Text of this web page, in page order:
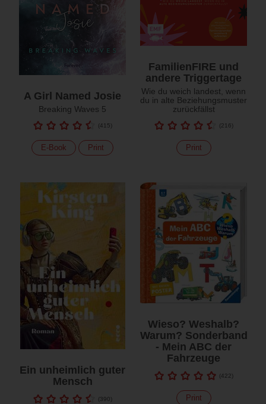
A Girl Named Josie
Breaking Waves 5
(415)
E-Book Print
FamilienFIRE und
andere Triggertage
Wie du weich landest, wenn
du in alte Beziehungsmuster
zurückfällst
(216)
Print
Ein unheimlich guter
Mensch
(390)
Wieso? Weshalb?
Warum? Sonderband
- Mein ABC der
Fahrzeuge
(422)
Print